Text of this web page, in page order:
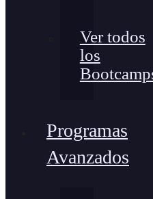
Ver todos
los
Programas
Avanzados